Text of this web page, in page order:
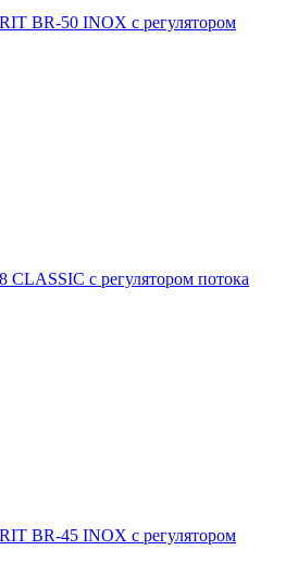
BR-50 INOX с регулятором
с регулятором потока
BR-45 INOX с регулятором